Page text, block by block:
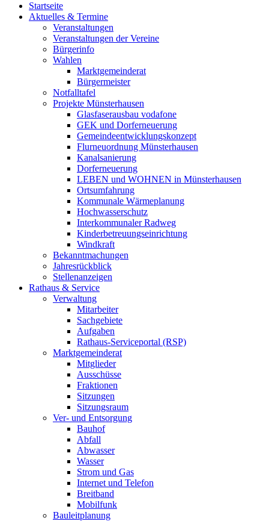
Startseite
Aktuelles & Termine
Veranstaltungen
Veranstaltungen der Vereine
Bürgerinfo
Wahlen
Marktgemeinderat
Bürgermeister
Notfalltafel
Projekte Münsterhausen
Glasfaserausbau vodafone
GEK und Dorferneuerung
Gemeindeentwicklungskonzept
Flurneuordnung Münsterhausen
Kanalsanierung
Dorferneuerung
LEBEN und WOHNEN in Münsterhausen
Ortsumfahrung
Kommunale Wärmeplanung
Hochwasserschutz
Interkommunaler Radweg
Kinderbetreuungseinrichtung
Windkraft
Bekanntmachungen
Jahresrückblick
Stellenanzeigen
Rathaus & Service
Verwaltung
Mitarbeiter
Sachgebiete
Aufgaben
Rathaus-Serviceportal (RSP)
Marktgemeinderat
Mitglieder
Ausschüsse
Fraktionen
Sitzungen
Sitzungsraum
Ver- und Entsorgung
Bauhof
Abfall
Abwasser
Wasser
Strom und Gas
Internet und Telefon
Breitband
Mobilfunk
Bauleitplanung